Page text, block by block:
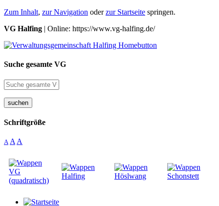
Zum Inhalt, zur Navigation oderzur Startseite springen.
VG Halfing | Online: https://www.vg-halfing.de/
Suche gesamte VG
suchen
Schriftgröße
A A A